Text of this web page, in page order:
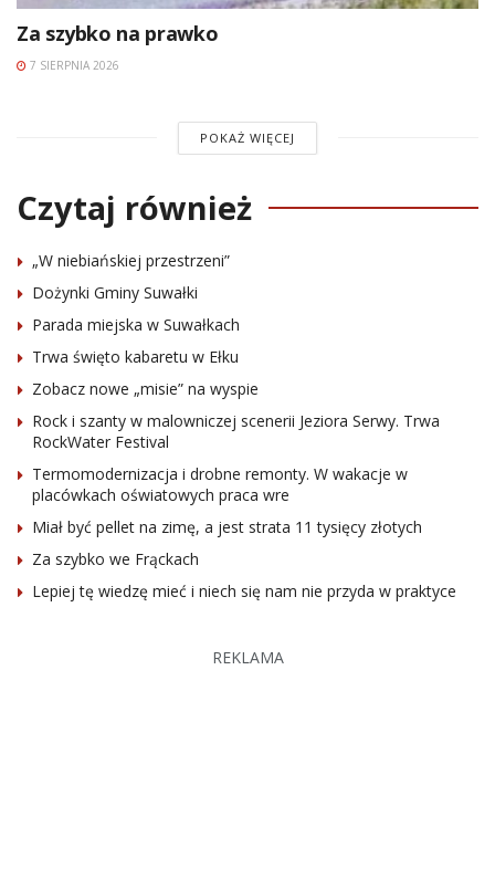
Za szybko na prawko
7 SIERPNIA 2026
POKAŻ WIĘCEJ
Czytaj również
„W niebiańskiej przestrzeni”
Dożynki Gminy Suwałki
Parada miejska w Suwałkach
Trwa święto kabaretu w Ełku
Zobacz nowe „misie” na wyspie
Rock i szanty w malowniczej scenerii Jeziora Serwy. Trwa
RockWater Festival
Termomodernizacja i drobne remonty. W wakacje w
placówkach oświatowych praca wre
Miał być pellet na zimę, a jest strata 11 tysięcy złotych
Za szybko we Frąckach
Lepiej tę wiedzę mieć i niech się nam nie przyda w praktyce
REKLAMA